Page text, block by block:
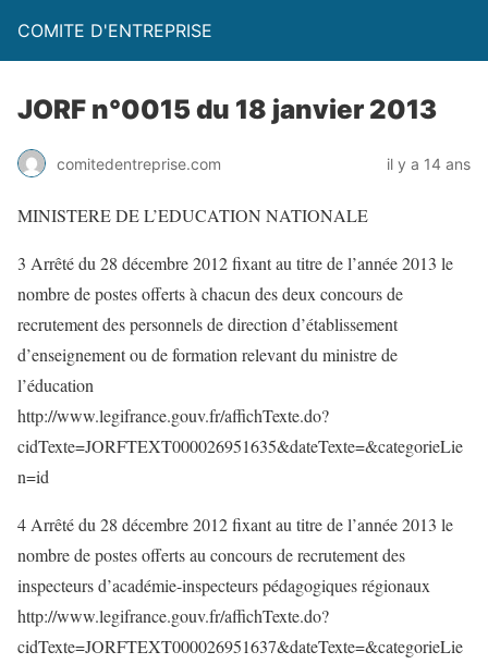
COMITE D'ENTREPRISE
JORF n°0015 du 18 janvier 2013
comitedentreprise.com il y a 14 ans
MINISTERE DE L’EDUCATION NATIONALE
3 Arrêté du 28 décembre 2012 fixant au titre de l’année 2013 le
nombre de postes offerts à chacun des deux concours de
recrutement des personnels de direction d’établissement
d’enseignement ou de formation relevant du ministre de
l’éducation
http://www.legifrance.gouv.fr/affichTexte.do?
cidTexte=JORFTEXT000026951635&dateTexte=&categorieLie
n=id
4 Arrêté du 28 décembre 2012 fixant au titre de l’année 2013 le
nombre de postes offerts au concours de recrutement des
inspecteurs d’académie-inspecteurs pédagogiques régionaux
http://www.legifrance.gouv.fr/affichTexte.do?
cidTexte=JORFTEXT000026951637&dateTexte=&categorieLie